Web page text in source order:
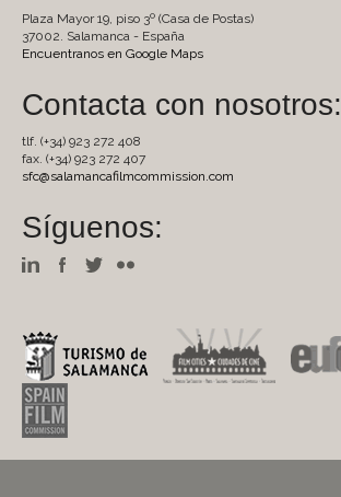
Plaza Mayor 19, piso 3º (Casa de Postas)
37002. Salamanca - España
Encuentranos en Google Maps
Contacta con nosotros:
tlf. (+34) 923 272 408
fax. (+34) 923 272 407
sfc@salamancafilmcommission.com
Síguenos: